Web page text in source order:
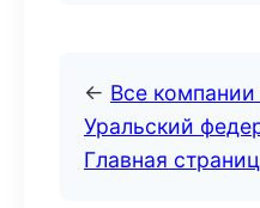
← Все компании
Уральский
Главная